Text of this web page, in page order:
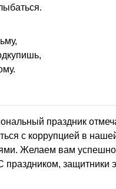
праздник
с коррупцией в
Желаем вам
праздником, защитники